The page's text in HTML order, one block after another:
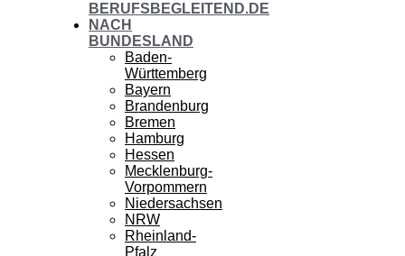
BERUFSBEGLEITEND.DE
NACH
BUNDESLAND
Baden-
Württemberg
Bayern
Brandenburg
Bremen
Hamburg
Hessen
Mecklenburg-
Vorpommern
Niedersachsen
NRW
Rheinland-
Pfalz